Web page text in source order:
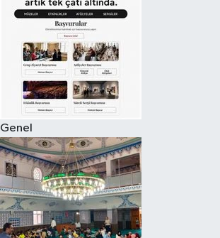
Genel
Süper Lig Puan Durumu ve Fikstür
Tüm Manşetler
Son Dakika Haberleri
Haber Arşivi